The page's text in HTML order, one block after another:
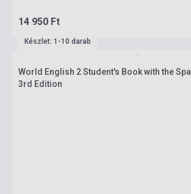
14 950 Ft
Készlet: 1-10 darab
World English 2 Student's Book with the
3rd Edition